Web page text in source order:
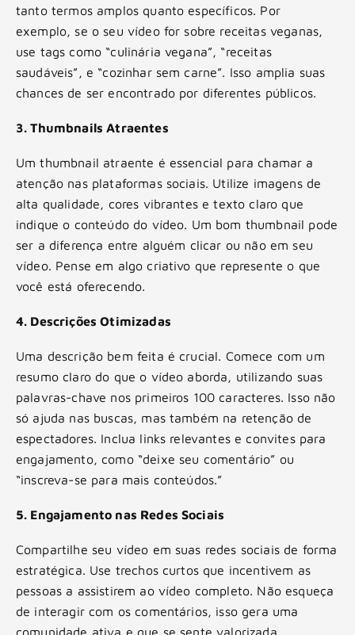
tanto termos amplos quanto específicos. Por
exemplo, se o seu vídeo for sobre receitas veganas,
use tags como “culinária vegana”, “receitas
saudáveis”, e “cozinhar sem carne”. Isso amplia suas
chances de ser encontrado por diferentes públicos.
3. Thumbnails Atraentes
Um thumbnail atraente é essencial para chamar a
atenção nas plataformas sociais. Utilize imagens de
alta qualidade, cores vibrantes e texto claro que
indique o conteúdo do vídeo. Um bom thumbnail pode
ser a diferença entre alguém clicar ou não em seu
vídeo. Pense em algo criativo que represente o que
você está oferecendo.
4. Descrições Otimizadas
Uma descrição bem feita é crucial. Comece com um
resumo claro do que o vídeo aborda, utilizando suas
palavras-chave nos primeiros 100 caracteres. Isso não
só ajuda nas buscas, mas também na retenção de
espectadores. Inclua links relevantes e convites para
engajamento, como “deixe seu comentário” ou
“inscreva-se para mais conteúdos.”
5. Engajamento nas Redes Sociais
Compartilhe seu vídeo em suas redes sociais de forma
estratégica. Use trechos curtos que incentivem as
pessoas a assistirem ao vídeo completo. Não esqueça
de interagir com os comentários, isso gera uma
comunidade ativa e que se sente valorizada.